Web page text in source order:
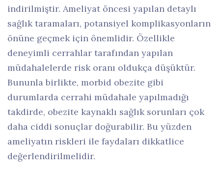
indirilmiştir. Ameliyat öncesi yapılan detaylı
sağlık taramaları, potansiyel komplikasyonların
önüne geçmek için önemlidir. Özellikle
deneyimli cerrahlar tarafından yapılan
müdahalelerde risk oranı oldukça düşüktür.
Bununla birlikte, morbid obezite gibi
durumlarda cerrahi müdahale yapılmadığı
takdirde, obezite kaynaklı sağlık sorunları çok
daha ciddi sonuçlar doğurabilir. Bu yüzden
ameliyatın riskleri ile faydaları dikkatlice
değerlendirilmelidir.